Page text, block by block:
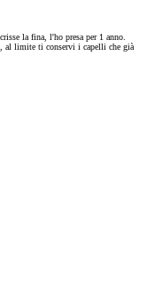
la fina, l'ho presa per 1 anno.
al limite ti conservi i capelli che già